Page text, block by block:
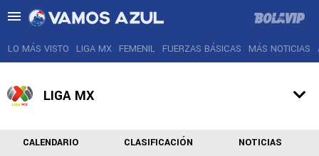
LIGA MX
LO MÁS VISTO LIGA MX FEMENIL FUERZAS BÁSICAS MÁS NOTICIAS
LIGA MX
CALENDARIO CLASIFICACIÓN NOTICIAS